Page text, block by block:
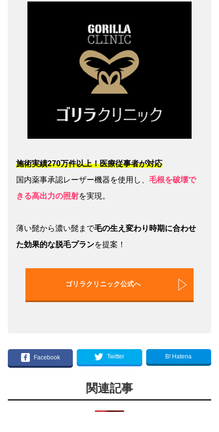
施術実績270万件以上！医療従事者が対応
国内薬事承認レーザー機器を使用し、 毛根を破壊で
きる高出力の照射を実現。
薄い髭から濃い髭まで毛の生え変わり時期に合わせ
た効果的な脱毛プランを提案！
ゴリラクリニック公式へ
Facebook Twitter B! Hatena
関連記事